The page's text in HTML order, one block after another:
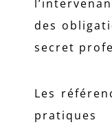
des
secret
Les